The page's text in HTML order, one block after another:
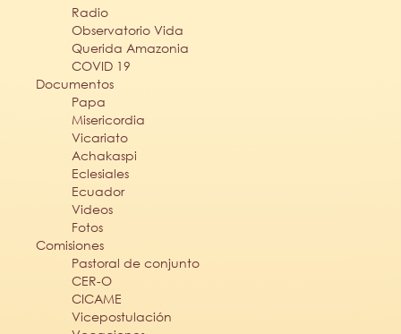
Radio
Observatorio Vida
Querida Amazonia
COVID 19
Documentos
Papa
Misericordia
Vicariato
Achakaspi
Eclesiales
Ecuador
Videos
Fotos
Comisiones
Pastoral de conjunto
CER-O
CICAME
Vicepostulación